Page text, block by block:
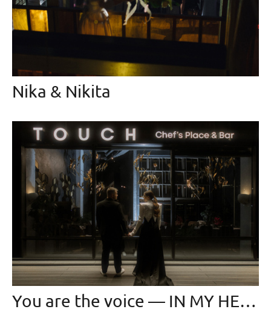
Nika & Nikita
You are the voice — IN MY HEAD